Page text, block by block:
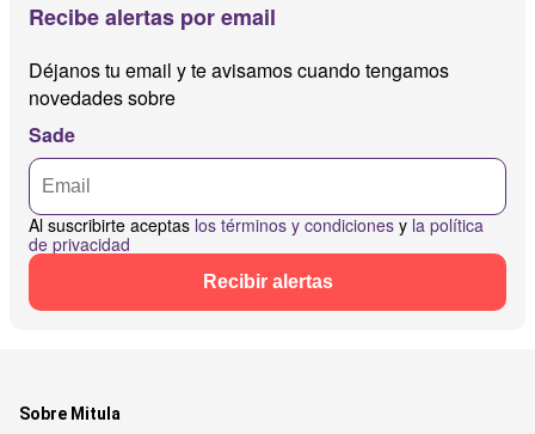
Recibe alertas por email
Déjanos tu email y te avisamos cuando tengamos
novedades sobre
Sade
Al suscribirte aceptas los términos y condiciones y la política
de privacidad
Recibir alertas
Sobre Mitula